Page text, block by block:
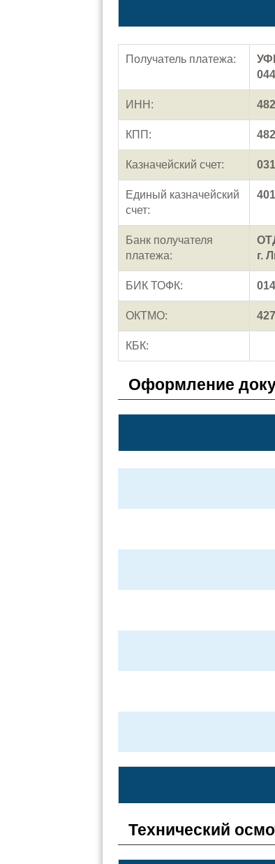
Получатель платежа:
ИНН:
КПП:
Казначейский счет:
Единый казначейский
счет:
Банк получателя
платежа:
г.
БИК ТОФК:
ОКТМО:
КБК:
Оформление
Технический